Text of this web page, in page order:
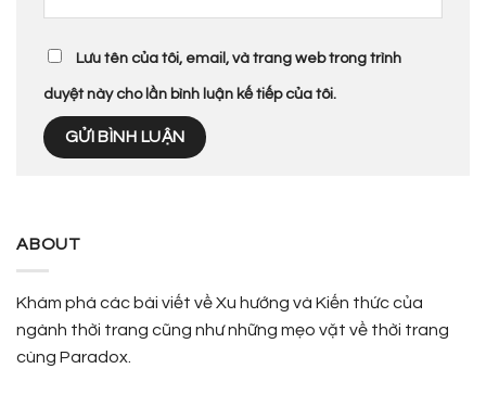
Lưu tên của tôi, email, và trang web trong trình
duyệt này cho lần bình luận kế tiếp của tôi.
ABOUT
Khám phá các bài viết về Xu hướng và Kiến thức của
ngành thời trang cũng như những mẹo vặt về thời trang
cùng Paradox.